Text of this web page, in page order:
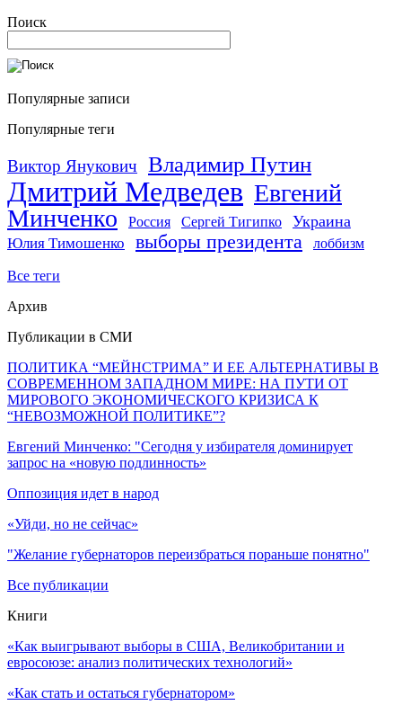
Поиск
Популярные записи
Популярные теги
Виктор Янукович Владимир Путин
Дмитрий Медведев Евгений
Минченко
Россия Сергей Тигипко Украина
Юлия Тимошенко выборы президента лоббизм
Все теги
Архив
Публикации в СМИ
ПОЛИТИКА “МЕЙНСТРИМА” И ЕЕ АЛЬТЕРНАТИВЫ В
СОВРЕМЕННОМ ЗАПАДНОМ МИРЕ: НА ПУТИ ОТ
МИРОВОГО ЭКОНОМИЧЕСКОГО КРИЗИСА К
“НЕВОЗМОЖНОЙ ПОЛИТИКЕ”?
Евгений Минченко: "Сегодня у избирателя доминирует
запрос на «новую подлинность»
Оппозиция идет в народ
«Уйди, но не сейчас»
"Желание губернаторов переизбраться пораньше понятно"
Все публикации
Книги
«Как выигрывают выборы в США, Великобритании и
евросоюзе: анализ политических технологий»
«Как стать и остаться губернатором»